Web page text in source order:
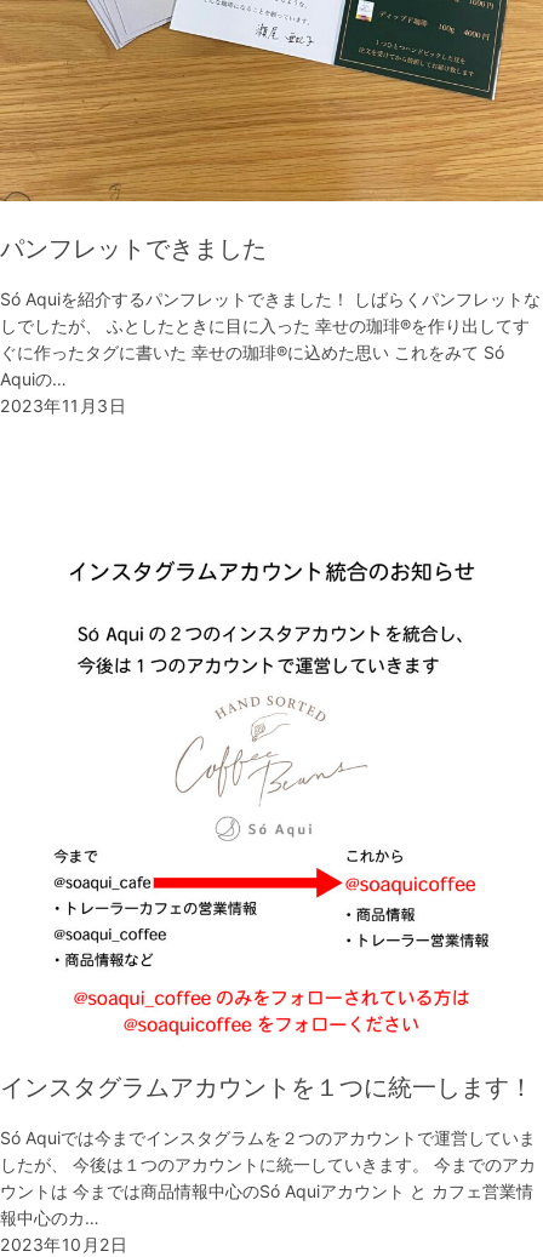
パンフレットできました
Só Aquiを紹介するパンフレットできました！ しばらくパンフレットな
しでしたが、 ふとしたときに目に入った 幸せの珈琲®︎を作り出してす
ぐに作ったタグに書いた 幸せの珈琲®︎に込めた思い これをみて Só
Aquiの…
2023年11月3日
インスタグラムアカウントを１つに統一します！
Só Aquiでは今までインスタグラムを２つのアカウントで運営していま
したが、 今後は１つのアカウントに統一していきます。 今までのアカ
ウントは 今までは商品情報中心のSó Aquiアカウント と カフェ営業情
報中心のカ…
2023年10月2日